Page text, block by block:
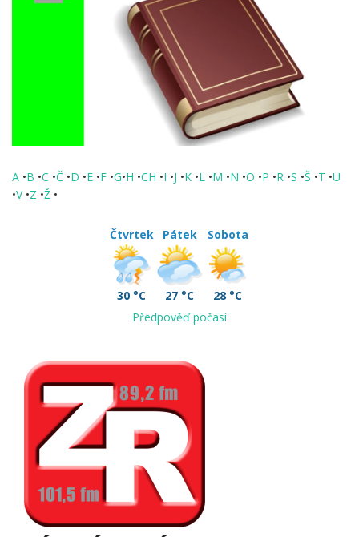
A •B •C •Č •D •E •F •G•H •CH •I •J •K •L •M •N •O •P •R •S •Š •T •U
•V •Z •Ž •
Čtvrtek
30 °C
Pátek
27 °C
Sobota
28 °C
Předpověď počasí